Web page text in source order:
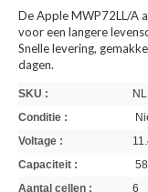
De Apple MWP72LL/A
voor een langere
Snelle levering,
dagen.
SKU :
Conditie :
Voltage :
Capaciteit :
Aantal cellen :
6